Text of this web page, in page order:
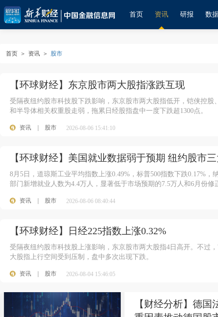
首页 资讯 研报 数
首页 ＞ 资讯 ＞ 股市
【环球财经】东京股市两大股指涨跌互现
受隔夜纽约股市科技股下跌影响，东京股市两大股指低开，铠侠控
和半导体相关权重股走弱，拖累日经股指盘中一度下跌超1300点。
资讯 股市 2026-08-06 15:41:10
【环球财经】美国就业数据弱于预期 纽约股市
8月5日，道琼斯工业平均指数上涨0.49%，标普500指数下跌0.17%
部门新增就业人数为4.4万人，显著低于市场预期的7.5万人和6月份修
资讯 股市 2026-08-06 08:40:44
【环球财经】日经225指数上涨0.32%
受隔夜纽约股市科技股上涨影响，东京股市两大股指4日高开。不过
大股指上行空间受到压制，盘中多次出现下跌。
资讯 股市 2026-08-04 15:46:05
【财经分析】德